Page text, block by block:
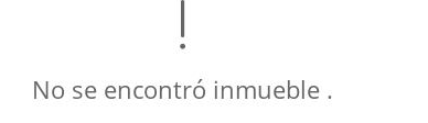
No se encontró inmueble .